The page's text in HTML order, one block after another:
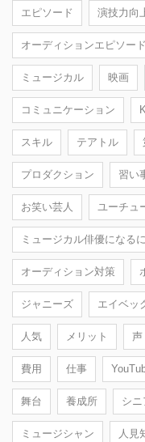
エピソード 演技力向
オーディションエピソード
ミュージカル 映画
コミュニケーション
スキル テアトル
プロダクション 習い
お笑い芸人 ユーチュ
ミュージカル俳優になる
オーディション対策
ジャニーズ エイベッ
人気 メリット 声
費用 仕事
舞台 養成所 シニ
ミュージシャン 人見